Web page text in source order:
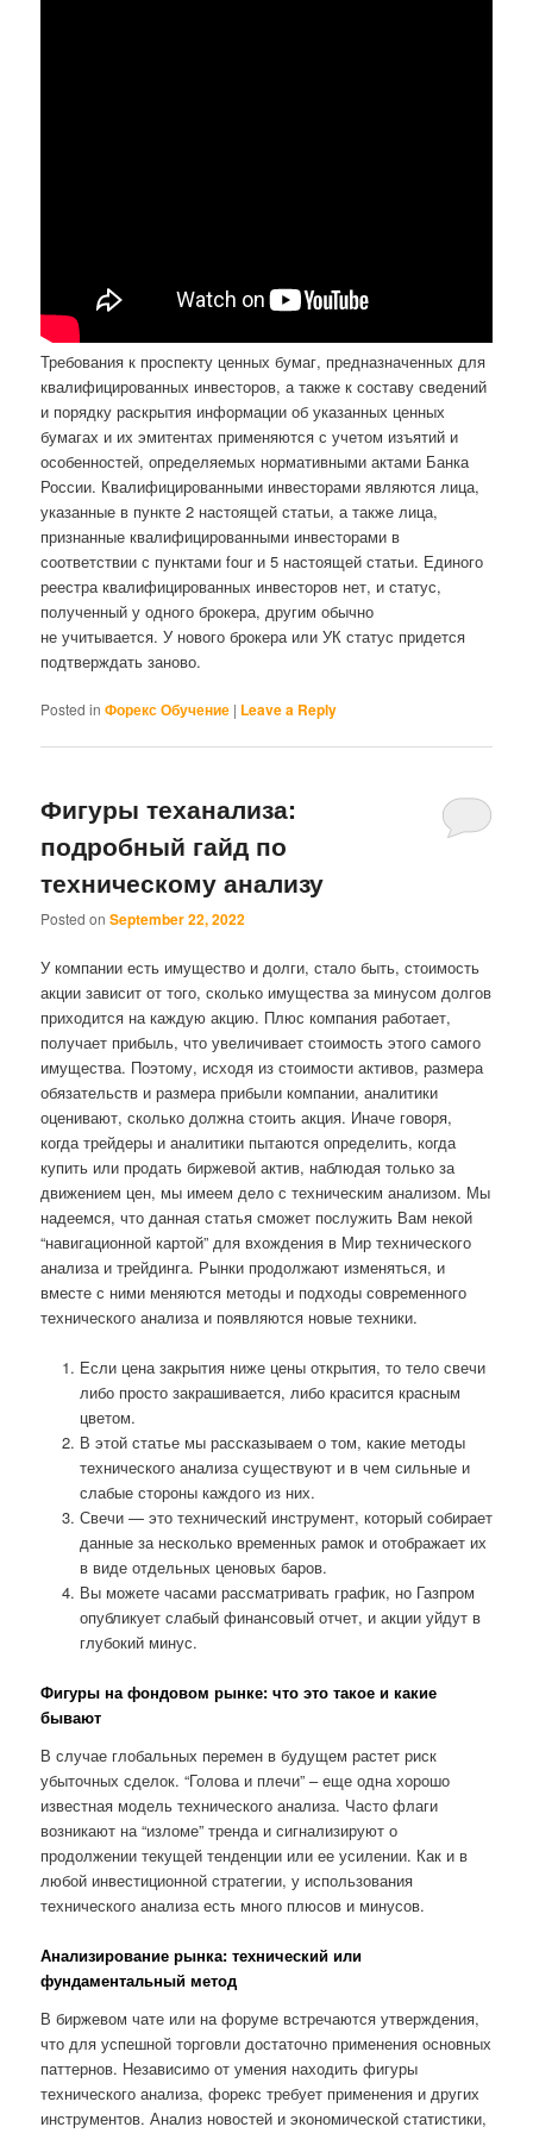
Требования к проспекту ценных бумаг, предназначенных для
квалифицированных инвесторов, а также к составу сведений
и порядку раскрытия информации об указанных ценных
бумагах и их эмитентах применяются с учетом изъятий и
особенностей, определяемых нормативными актами Банка
России. Квалифицированными инвесторами являются лица,
указанные в пункте 2 настоящей статьи, а также лица,
признанные квалифицированными инвесторами в
соответствии с пунктами four и 5 настоящей статьи. Единого
реестра квалифицированных инвесторов нет, и статус,
полученный у одного брокера, другим обычно
не учитывается. У нового брокера или УК статус придется
подтверждать заново.
Posted in Форекс Обучение | Leave a Reply
Фигуры теханализа:
подробный гайд по
техническому анализу
Posted onSeptember 22, 2022
У компании есть имущество и долги, стало быть, стоимость
акции зависит от того, сколько имущества за минусом долгов
приходится на каждую акцию. Плюс компания работает,
получает прибыль, что увеличивает стоимость этого самого
имущества. Поэтому, исходя из стоимости активов, размера
обязательств и размера прибыли компании, аналитики
оценивают, сколько должна стоить акция. Иначе говоря,
когда трейдеры и аналитики пытаются определить, когда
купить или продать биржевой актив, наблюдая только за
движением цен, мы имеем дело с техническим анализом. Мы
надеемся, что данная статья сможет послужить Вам некой
“навигационной картой” для вхождения в Мир технического
анализа и трейдинга. Рынки продолжают изменяться, и
вместе с ними меняются методы и подходы современного
технического анализа и появляются новые техники.
Если цена закрытия ниже цены открытия, то тело свечи
либо просто закрашивается, либо красится красным
цветом.
В этой статье мы рассказываем о том, какие методы
технического анализа существуют и в чем сильные и
слабые стороны каждого из них.
Свечи — это технический инструмент, который собирает
данные за несколько временных рамок и отображает их
в виде отдельных ценовых баров.
Вы можете часами рассматривать график, но Газпром
опубликует слабый финансовый отчет, и акции уйдут в
глубокий минус.
Фигуры на фондовом рынке: что это такое и какие
бывают
В случае глобальных перемен в будущем растет риск
убыточных сделок. “Голова и плечи” – еще одна хорошо
известная модель технического анализа. Часто флаги
возникают на “изломе” тренда и сигнализируют о
продолжении текущей тенденции или ее усилении. Как и в
любой инвестиционной стратегии, у использования
технического анализа есть много плюсов и минусов.
Анализирование рынка: технический или
фундаментальный метод
В биржевом чате или на форуме встречаются утверждения,
что для успешной торговли достаточно применения основных
паттернов. Независимо от умения находить фигуры
технического анализа, форекс требует применения и других
инструментов. Анализ новостей и экономической статистики,